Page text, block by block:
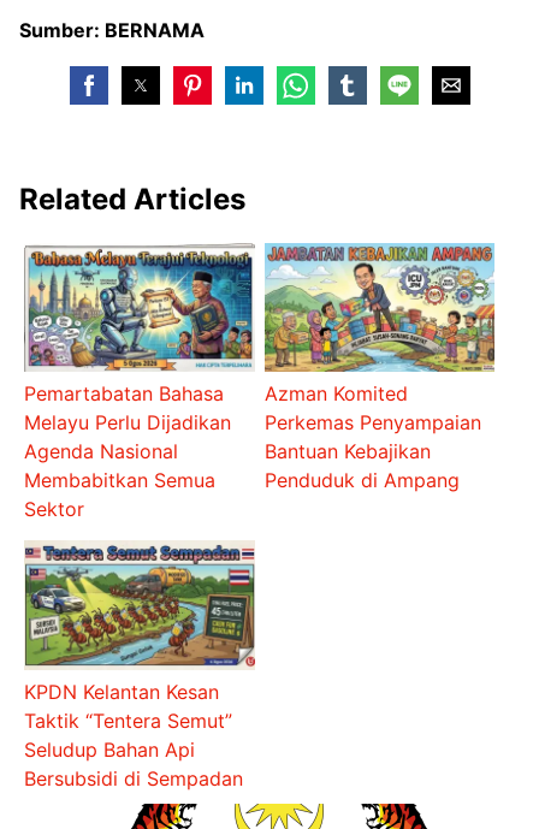
Sumber: BERNAMA
Related Articles
Pemartabatan Bahasa
Melayu Perlu Dijadikan
Agenda Nasional
Membabitkan Semua
Sektor
Azman Komited
Perkemas Penyampaian
Bantuan Kebajikan
Penduduk di Ampang
KPDN Kelantan Kesan
Taktik “Tentera Semut”
Seludup Bahan Api
Bersubsidi di Sempadan